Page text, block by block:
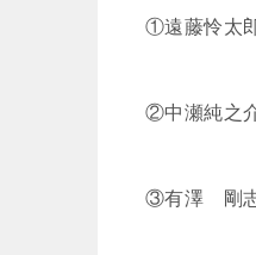
①遠藤怜太
②中瀬純之
③有澤 剛志